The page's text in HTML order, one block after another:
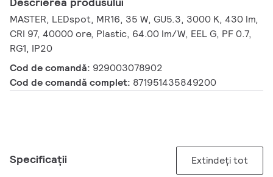
MASTER, LEDspot, MR16, 35 W, GU5.3, 3000 K, 430 lm,
CRI 97, 40000 ore, Plastic, 64.00 lm/W, EEL G, PF 0.7,
RG1, IP20
Cod de comandă: 929003078902
Cod de comandă complet: 871951435849200
Specificații Extindeți tot